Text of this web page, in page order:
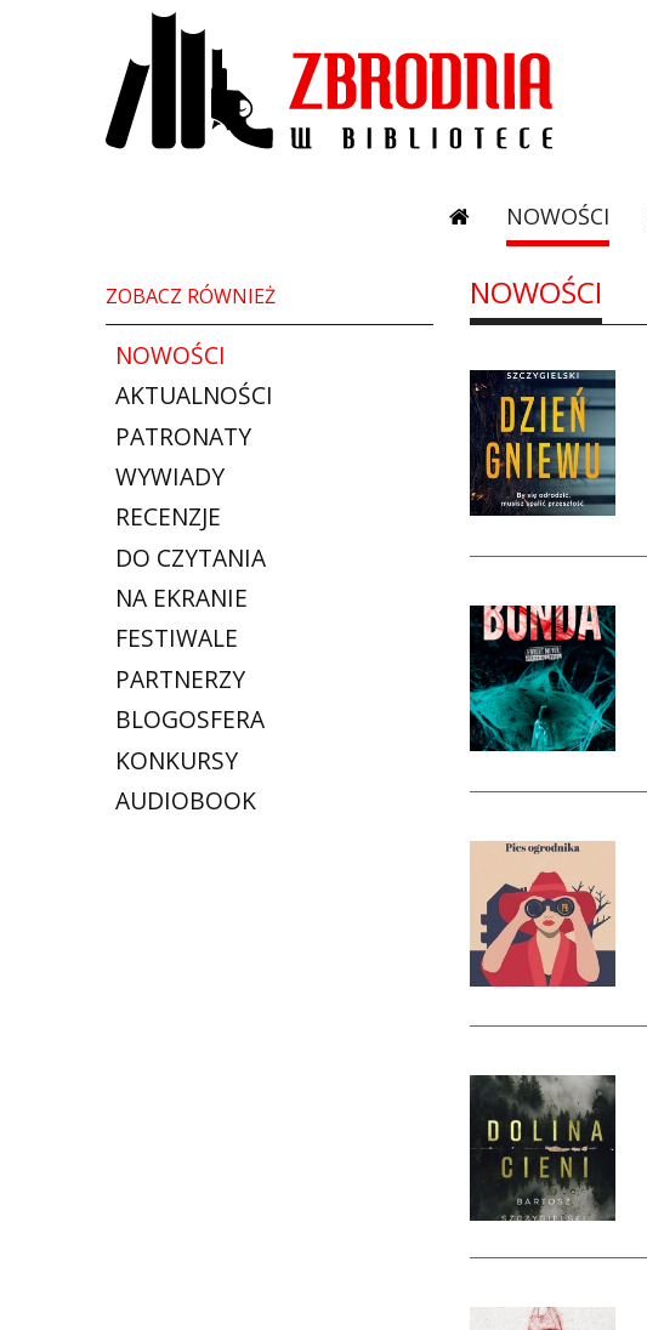
NOWOŚCI
ZOBACZ RÓWNIEŻ
NOWOŚCI
AKTUALNOŚCI
PATRONATY
WYWIADY
RECENZJE
DO CZYTANIA
NA EKRANIE
FESTIWALE
PARTNERZY
BLOGOSFERA
KONKURSY
AUDIOBOOK
NOWOŚCI